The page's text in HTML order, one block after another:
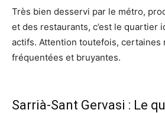
Très bien desservi par le métro,
et des restaurants, c’est le quartier
actifs. Attention toutefois, certaines
fréquentées et bruyantes.
Sarrià-Sant Gervasi : Le